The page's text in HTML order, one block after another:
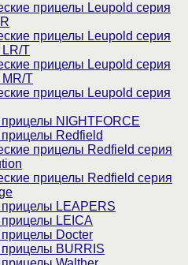
прицелы Leupold серия
прицелы Leupold серия
LR/T
прицелы Leupold серия
MR/T
прицелы Leupold серия
NIGHTFORCE
Redfield
прицелы Redfield серия
прицелы Redfield серия
прицелы LEAPERS
LEICA
Docter
BURRIS